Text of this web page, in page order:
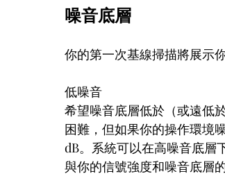
噪音底層
你的第一次基線掃描將展示
低噪音
希望噪音底層低於（或遠低
困難，但如果你的操作環境
dB。系統可以在高噪音底層
與你的信號強度和噪音底層